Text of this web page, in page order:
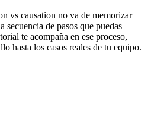
vs causation no va de memorizar
secuencia de pasos que puedas
te acompaña en ese proceso,
hasta los casos reales de tu equipo.